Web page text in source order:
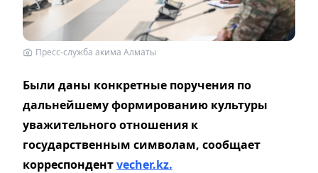
Пресс-служба акима Алматы
Были даны конкретные поручения по
дальнейшему формированию культуры
уважительного отношения к
государственным символам, сообщает
корреспондентvecher.kz.